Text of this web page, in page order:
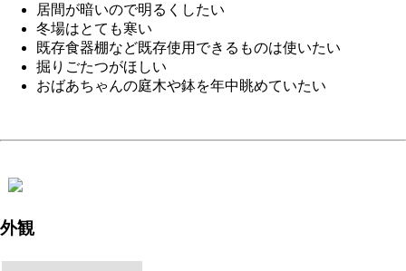
居間が暗いので明るくしたい
冬場はとても寒い
既存食器棚など既存使用できるものは使いたい
掘りごたつがほしい
おばあちゃんの庭木や鉢を年中眺めていたい
外観